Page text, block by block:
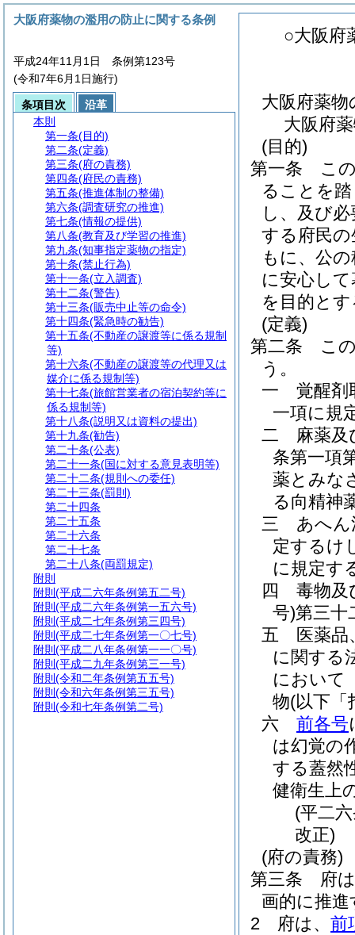
○大阪府
大阪府薬
大阪府
(目的)
第一条
こ
ることを
し、及び
する府民
もに、公
に安心し
を目的と
(定義)
第二条
こ
う。
一
覚醒剤
一項に規
二
麻薬及
条第一項
薬とみな
る向精神
三
あへん
定するけ
に規定す
四
毒物及
号)第三十
五
医薬
に関する
において
物(以下「
六
前各号
は幻覚の
する蓋然
健衛生上
(平二
改正)
(府の責務)
第三条
府
画的に推
2
府は、 前
大阪府薬物の濫用の防止に関する条例
平成24年11月1日 条例第123号
(令和7年6月1日施行)
条項目次
沿革
本則
第一条(目的)
第二条(定義)
第三条(府の責務)
第四条(府民の責務)
第五条(推進体制の整備)
第六条(調査研究の推進)
第七条(情報の提供)
第八条(教育及び学習の推進)
第九条(知事指定薬物の指定)
第十条(禁止行為)
第十一条(立入調査)
第十二条(警告)
第十三条(販売中止等の命令)
第十四条(緊急時の勧告)
第十五条(不動産の譲渡等に係る規制
等)
第十六条(不動産の譲渡等の代理又は
媒介に係る規制等)
第十七条(旅館営業者の宿泊契約等に
係る規制等)
第十八条(説明又は資料の提出)
第十九条(勧告)
第二十条(公表)
第二十一条(国に対する意見表明等)
第二十二条(規則への委任)
第二十三条(罰則)
第二十四条
第二十五条
第二十六条
第二十七条
第二十八条(両罰規定)
附則
附則 (平成二六年条例第五二号)
附則 (平成二六年条例第一五六号)
附則 (平成二七年条例第三四号)
附則 (平成二七年条例第一〇七号)
附則 (平成二八年条例第一一〇号)
附則 (平成二九年条例第三一号)
附則 (令和二年条例第五五号)
附則 (令和六年条例第三五号)
附則 (令和七年条例第二号)